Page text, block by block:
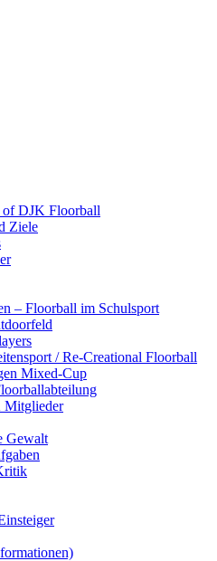
DJK Floorball
Ziele
– Floorball im Schulsport
/ Re-Creational Floorball
Mixed-Cup
Mitglieder
Gewalt